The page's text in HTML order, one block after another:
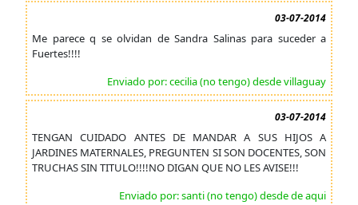
03-07-2014
Me parece q se olvidan de Sandra Salinas para suceder a
Fuertes!!!!
Enviado por: cecilia (no tengo) desde villaguay
03-07-2014
TENGAN CUIDADO ANTES DE MANDAR A SUS HIJOS A
JARDINES MATERNALES, PREGUNTEN SI SON DOCENTES, SON
TRUCHAS SIN TITULO!!!!NO DIGAN QUE NO LES AVISE!!!
Enviado por: santi (no tengo) desde de aqui